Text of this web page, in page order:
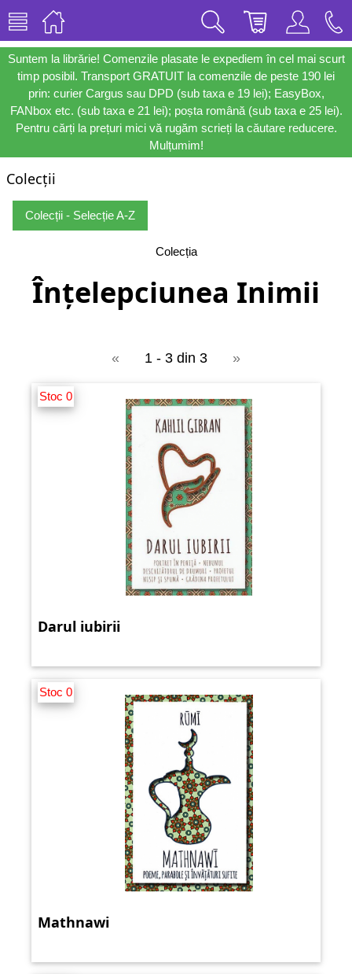
Suntem la librărie! Comenzile plasate le expediem în cel mai scurt
timp posibil. Transport GRATUIT la comenzile de peste 190 lei
prin: curier Cargus sau DPD (sub taxa e 19 lei); EasyBox,
FANbox etc. (sub taxa e 21 lei); poșta română (sub taxa e 25 lei).
Pentru cărți la prețuri mici vă rugăm scrieți la căutare reducere.
Mulțumim!
Colecții
Colecții - Selecție A-Z
Colecția
Înțelepciunea Inimii
« 1 - 3 din 3 »
Stoc 0
Darul iubirii
Stoc 0
Mathnawi